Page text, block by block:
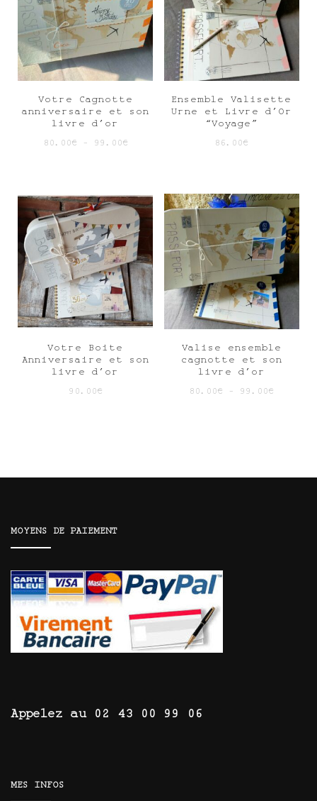
Votre Cagnotte
anniversaire et son
livre d’or
80.00€ – 99.00€
Ensemble Valisette
Urne et Livre d’Or
“Voyage”
86.00€
Votre Boite
Anniversaire et son
livre d’or
90.00€
Valise ensemble
cagnotte et son
livre d’or
80.00€ – 99.00€
MOYENS DE PAIEMENT
Appelez au 02 43 00 99 06
MES INFOS